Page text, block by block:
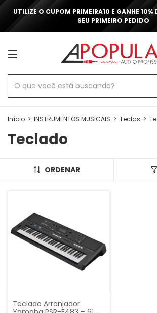
UTILIZE O CUPOM PRIMEIRA10 E GANHE 10%
SEU PRIMEIRO PEDIDO
Início > INSTRUMENTOS MUSICAIS > Teclas >
Teclado
ORDENAR
Teclado Arranjador